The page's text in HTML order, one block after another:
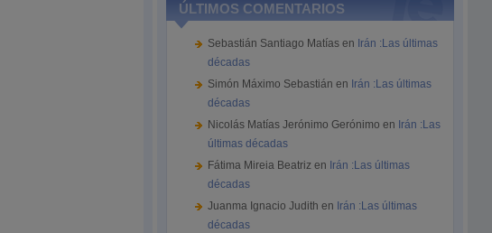
ÚLTIMOS COMENTARIOS
Sebastián Santiago Matías en Irán :Las últimas
décadas
Simón Máximo Sebastián en Irán :Las últimas
décadas
Nicolás Matías Jerónimo Gerónimo en Irán :Las
últimas décadas
Fátima Mireia Beatriz en Irán :Las últimas
décadas
Juanma Ignacio Judith en Irán :Las últimas
décadas